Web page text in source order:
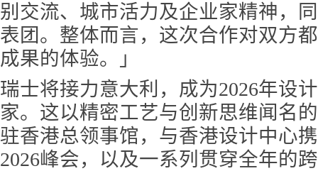
别交流、城市活力及企业家精神，
表团。整体而言，这次合作对双方
成果的体验。」
瑞士将接力意大利，成为2026年设
家。这以精密工艺与创新思维闻名
驻香港总领事馆，与香港设计中心
2026峰会，以及一系列贯穿全年的